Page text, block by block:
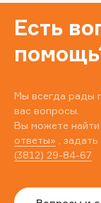
Есть
Мы всегда рады
вас вопросы.
Вы можете
ответы» ,
(3812) 29-84-67